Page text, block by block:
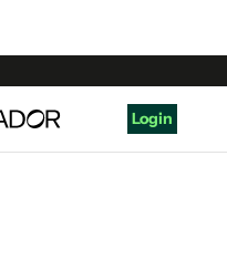
Login